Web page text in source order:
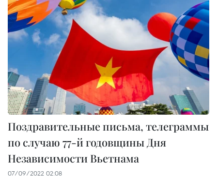
Поздравительные письма, телеграммы
по случаю 77-й годовщины Дня
Независимости Вьетнама
07/09/2022 02:08